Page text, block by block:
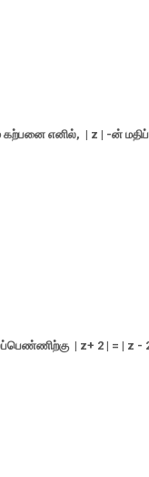
கற்பனை எனில், | z | -ன்
| z+ 2 | = | z -